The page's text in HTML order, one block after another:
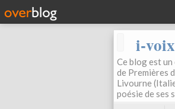
i-voix
Ce blog est
de Premières
Livourne
poésie de ses